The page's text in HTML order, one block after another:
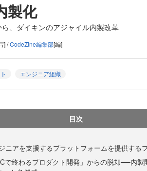
製化
ら、ダイキンのアジャイル内製改革
] /CodeZine編集部[編]
エンジニア組織
目次
ニアを支援するプラットフォームを提供する
で終わるプロダクト開発」からの脱却──内